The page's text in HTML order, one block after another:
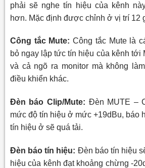
phải sẽ nghe tín hiệu của kênh
hơn. Mặc định được chỉnh ở vị trí 12
Công tắc Mute: Công tắc Mute là
bỏ ngay lập tức tín hiệu của kênh tới
và cả ngõ ra monitor mà không
điều khiển khác.
Đèn báo Clip/Mute: Đèn MUTE –
mức độ tín hiệu ở mức +19dBu, báo
tín hiệu ở sẽ quá tải.
Đèn báo tín hiệu: Đèn báo tín hiệu
hiệu của kênh đạt khoảng chừng -